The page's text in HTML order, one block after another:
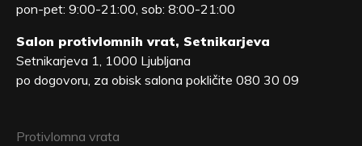
pon-pet: 9:00-21:00, sob: 8:00-21:00
Salon protivlomnih vrat, Setnikarjeva
Setnikarjeva 1, 1000 Ljubljana
po dogovoru, za obisk salona pokličite 080 30 09
Protivlomna vrata